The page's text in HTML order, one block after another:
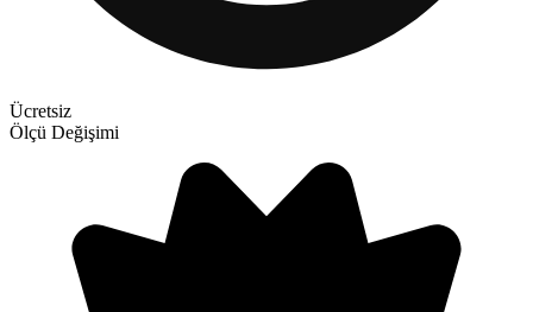
Ücretsiz
Ölçü Değişimi